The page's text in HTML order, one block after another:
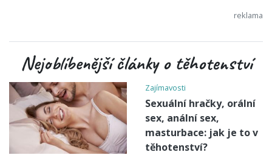
Nejoblíbenější články o těhotenství
Zajímavosti
Sexuální hračky, orální
sex, anální sex,
masturbace: jak je to v
těhotenství?